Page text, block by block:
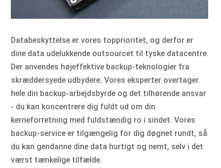
Databeskyttelse er vores topprioritet, og derfor er
dine data udelukkende outsourcet til tyske datacentre.
Der anvendes højeffektive backup-teknologier fra
skræddersyede udbydere. Vores eksperter overtager
hele din backup-arbejdsbyrde og det tilhørende ansvar
- du kan koncentrere dig fuldt ud om din
kerneforretning med fuldstændig ro i sindet. Vores
backup-service er tilgængelig for dig døgnet rundt, så
du kan gendanne dine data hurtigt og nemt, selv i det
værst tænkelige tilfælde.